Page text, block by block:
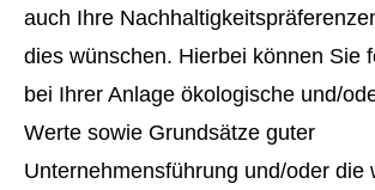
auch Ihre
dies wünschen. Hierbei können Sie
bei Ihrer Anlage ökologische und/
Werte sowie Grundsätze guter
Unternehmensführung und/oder die